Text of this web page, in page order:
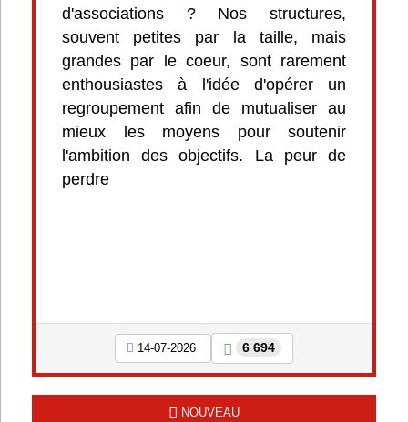
d'associations ? Nos structures,
souvent petites par la taille, mais
grandes par le coeur, sont rarement
enthousiastes à l'idée d'opérer un
regroupement afin de mutualiser au
mieux les moyens pour soutenir
l'ambition des objectifs. La peur de
perdre
14-07-2026 6 694
NOUVEAU